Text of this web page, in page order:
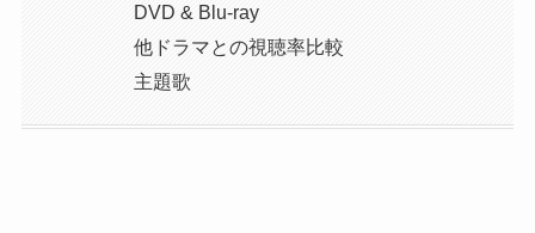
DVD & Blu-ray
他ドラマとの視聴率比較
主題歌